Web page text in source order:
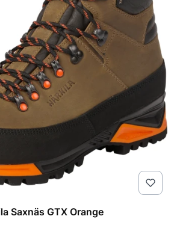
Saxnäs GTX Orange